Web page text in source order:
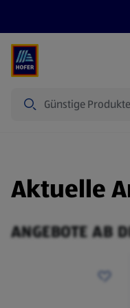
Aktuelle
ANGEBOTE AB